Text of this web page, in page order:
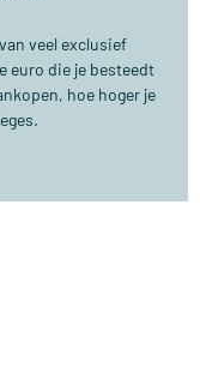
veel exclusief
euro die je besteedt
hoe hoger je